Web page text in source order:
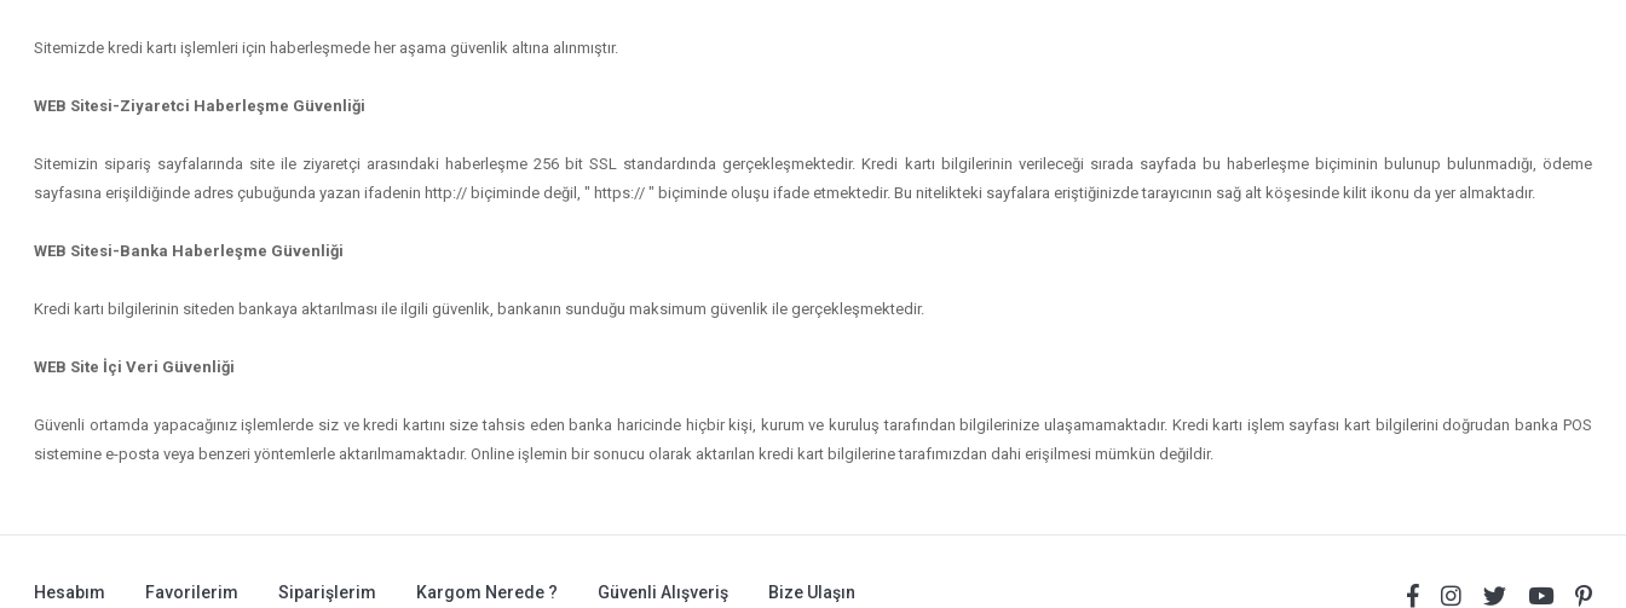
Sitemizde kredi kartı işlemleri için haberleşmede her aşama güvenlik altına alınmıştır.
WEB Sitesi-Ziyaretci Haberleşme Güvenliği
Sitemizin sipariş sayfalarında site ile ziyaretçi arasındaki haberleşme 256 bit SSL standardında gerçekleşmektedir. Kredi kartı bilgilerinin verileceği sırada sayfada bu haberleşme biçiminin bulunup bulunmadığı, ödeme
sayfasına erişildiğinde adres çubuğunda yazan ifadenin http:// biçiminde değil, " https:// " biçiminde oluşu ifade etmektedir. Bu nitelikteki sayfalara eriştiğinizde tarayıcının sağ alt köşesinde kilit ikonu da yer almaktadır.
WEB Sitesi-Banka Haberleşme Güvenliği
Kredi kartı bilgilerinin siteden bankaya aktarılması ile ilgili güvenlik, bankanın sunduğu maksimum güvenlik ile gerçekleşmektedir.
WEB Site İçi Veri Güvenliği
Güvenli ortamda yapacağınız işlemlerde siz ve kredi kartını size tahsis eden banka haricinde hiçbir kişi, kurum ve kuruluş tarafından bilgilerinize ulaşamamaktadır. Kredi kartı işlem sayfası kart bilgilerini doğrudan banka POS
sistemine e-posta veya benzeri yöntemlerle aktarılmamaktadır. Online işlemin bir sonucu olarak aktarılan kredi kart bilgilerine tarafımızdan dahi erişilmesi mümkün değildir.
Hesabım Favorilerim Siparişlerim Kargom Nerede ? Güvenli Alışveriş Bize Ulaşın